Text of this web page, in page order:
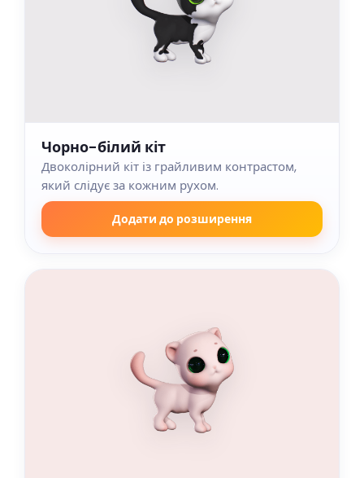
Чорно-білий кіт
Двоколірний кіт із грайливим контрастом,
який слідує за кожним рухом.
Додати до розширення